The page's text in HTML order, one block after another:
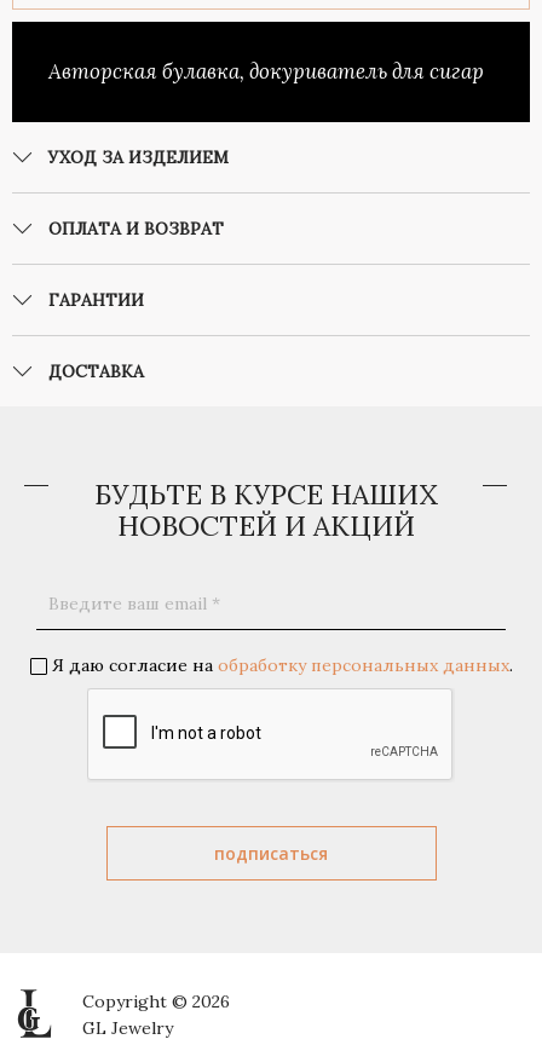
Авторская булавка, докуриватель для сигар
УХОД ЗА ИЗДЕЛИЕМ
ОПЛАТА И ВОЗВРАТ
ГАРАНТИИ
ДОСТАВКА
БУДЬТЕ В КУРСЕ НАШИХ
НОВОСТЕЙ И АКЦИЙ
Я даю согласие на обработку персональных данных.
Copyright © 2026
GL Jewelry